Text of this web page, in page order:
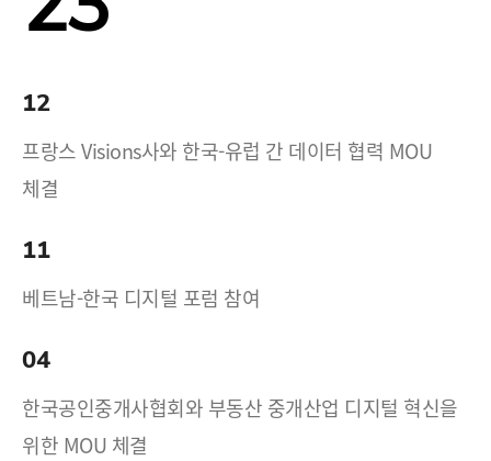
12
프랑스 Visions사와 한국-유럽 간 데이터 협력 MOU
체결
11
베트남-한국 디지털 포럼 참여
04
한국공인중개사협회와 부동산 중개산업 디지털 혁신을
위한 MOU 체결